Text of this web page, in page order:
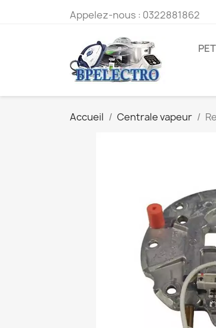
Appelez-nous : 0322881862
Accueil Centrale vapeur